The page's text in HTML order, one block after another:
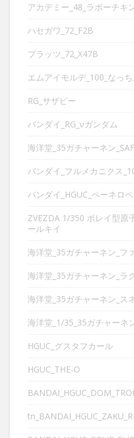
アカデミー_48_ラボーチキ
ハセガワ_72_F2B
プラッツ_72_X47B
エムアイモルデ_100_なっ
RG_サザビー
バンダイ_RG_νガンダム
海洋堂_35ガチャーネン
バンダイ_フルメカニクス
バンダイ_HGUC_ペーネロ
ZVEZDA 1/350 ボレイ型原
ールキイ
海洋堂_35ガチャーネン_フ
海洋堂_35ガチャーネン_ラ
海洋堂_35ガチャーネン_ス
海洋堂_1/35_35ガチャーネ
HGUC_グスタフカール
HGUC_THE-O